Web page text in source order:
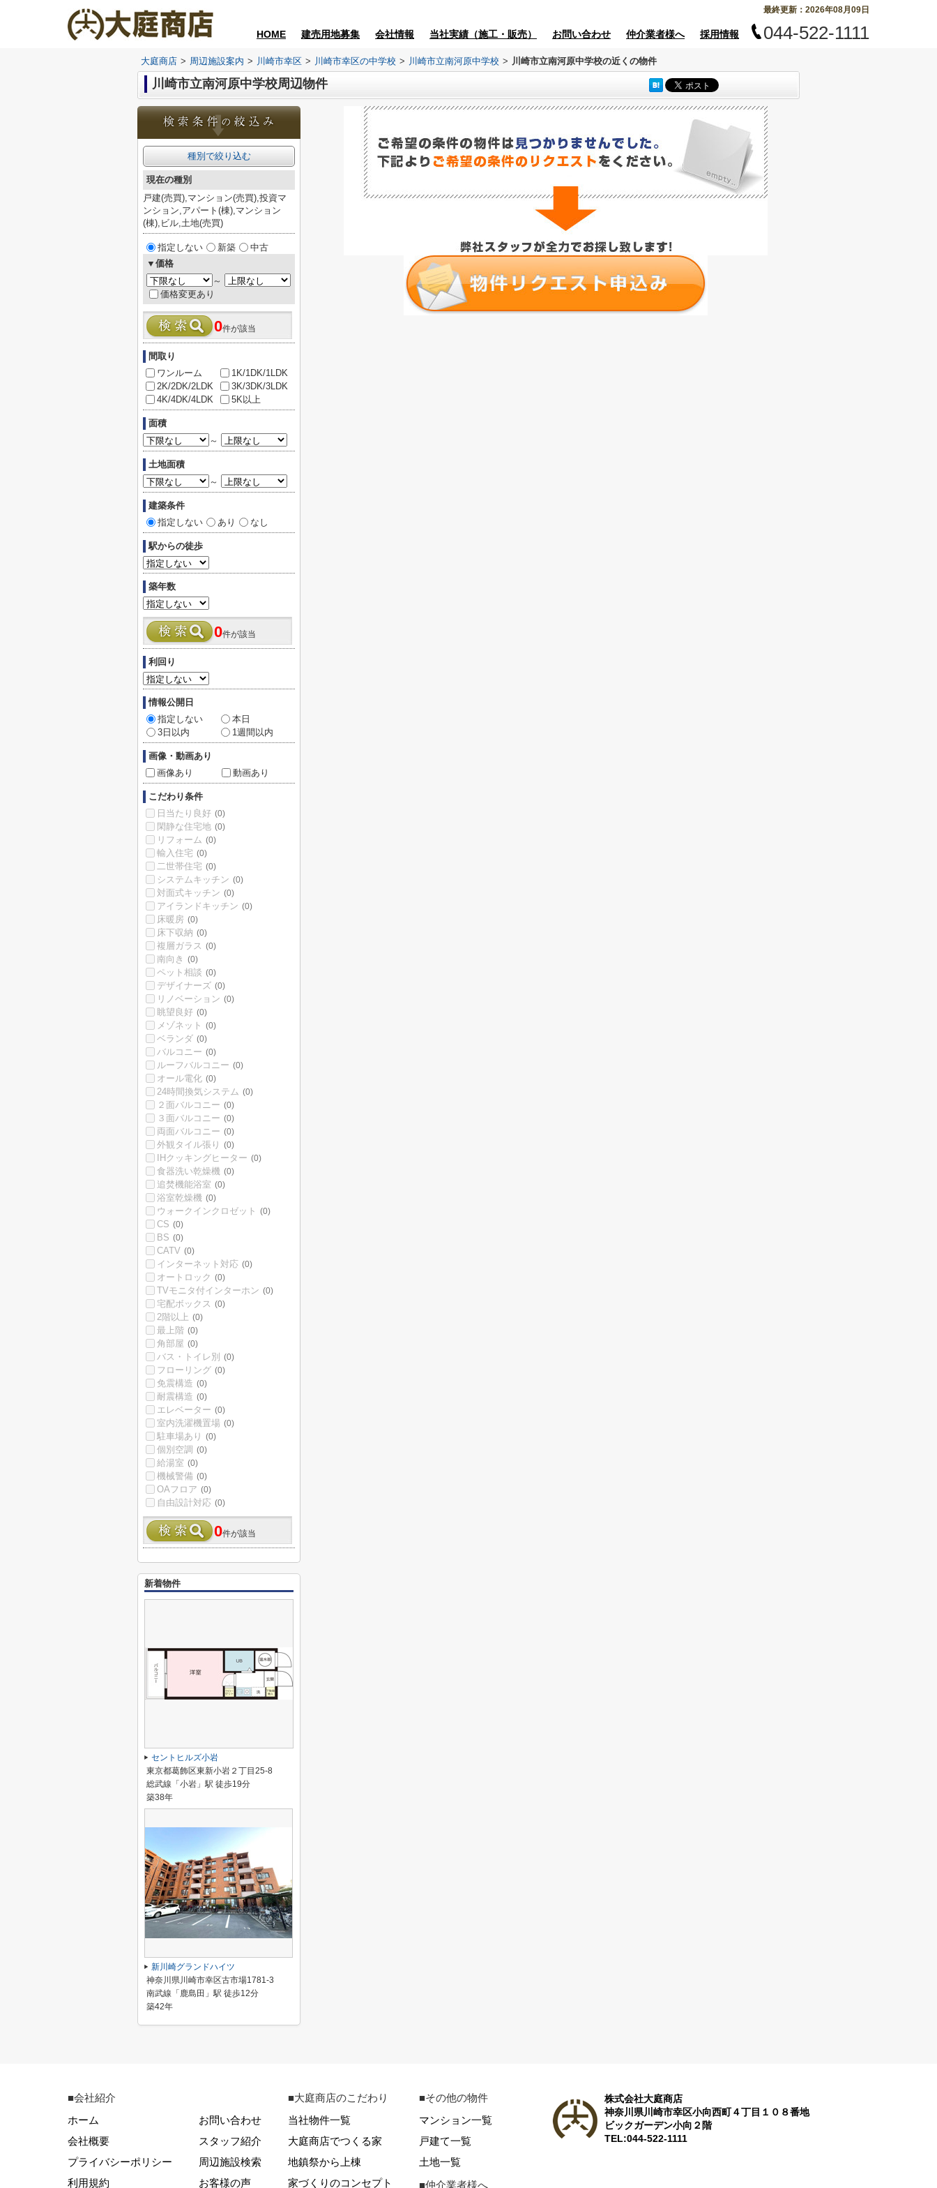
最終更新：2026年08月09日
HOME 建売用地募集 会社情報 当社実績（施工・販売） お問い合わせ 仲介業者様へ 採用情報 044-522-1111
大庭商店 > 周辺施設案内 > 川崎市幸区 > 川崎市幸区の中学校 > 川崎市立南河原中学校 > 川崎市立南河原中学校の近くの物件
川崎市立南河原中学校周辺物件
種別で絞り込む
現在の種別
戸建(売買),マンション(売買),投資マ
ンション,アパート(棟),マンション
(棟),ビル,土地(売買)
指定しない 新築
中古
▼価格
～
価格変更あり
0件が該当
間取り
ワンルーム
1K/1DK/1LDK
2K/2DK/2LDK
3K/3DK/3LDK
4K/4DK/4LDK
5K以上
面積
～
土地面積
～
建築条件
指定しない
あり なし
駅からの徒歩
築年数
0件が該当
利回り
情報公開日
指定しない
本日
3日以内
1週間以内
画像・動画あり
画像あり
動画あり
こだわり条件
日当たり良好 (0)
閑静な住宅地 (0)
リフォーム (0)
輸入住宅 (0)
二世帯住宅 (0)
システムキッチン (0)
対面式キッチン (0)
アイランドキッチン (0)
床暖房 (0)
床下収納 (0)
複層ガラス (0)
南向き (0)
ペット相談 (0)
デザイナーズ (0)
リノベーション (0)
眺望良好 (0)
メゾネット (0)
ベランダ (0)
バルコニー (0)
ルーフバルコニー (0)
オール電化 (0)
24時間換気システム (0)
２面バルコニー (0)
３面バルコニー (0)
両面バルコニー (0)
外観タイル張り (0)
IHクッキングヒーター (0)
食器洗い乾燥機 (0)
追焚機能浴室 (0)
浴室乾燥機 (0)
ウォークインクロゼット (0)
CS (0)
BS (0)
CATV (0)
インターネット対応 (0)
オートロック (0)
TVモニタ付インターホン (0)
宅配ボックス (0)
2階以上 (0)
最上階 (0)
角部屋 (0)
バス・トイレ別 (0)
フローリング (0)
免震構造 (0)
耐震構造 (0)
エレベーター (0)
室内洗濯機置場 (0)
駐車場あり (0)
個別空調 (0)
給湯室 (0)
機械警備 (0)
OAフロア (0)
自由設計対応 (0)
0件が該当
新着物件
セントヒルズ小岩
東京都葛飾区東新小岩２丁目25-8
総武線「小岩」駅 徒歩19分
築38年
新川崎グランドハイツ
神奈川県川崎市幸区古市場1781-3
南武線「鹿島田」駅 徒歩12分
築42年
■会社紹介
ホーム
会社概要
プライバシーポリシー
利用規約
お問い合わせ
スタッフ紹介
周辺施設検索
お客様の声
■大庭商店のこだわり
当社物件一覧
大庭商店でつくる家
地鎮祭から上棟
家づくりのコンセプト
■その他の物件
マンション一覧
戸建て一覧
土地一覧
■仲介業者様へ
株式会社大庭商店
神奈川県川崎市幸区小向西町４丁目１０８番地
ビックガーデン小向２階
TEL:044-522-1111